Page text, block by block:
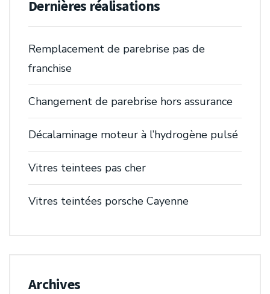
Dernières réalisations
Remplacement de parebrise pas de
franchise
Changement de parebrise hors assurance
Décalaminage moteur à l’hydrogène pulsé
Vitres teintees pas cher
Vitres teintées porsche Cayenne
Archives